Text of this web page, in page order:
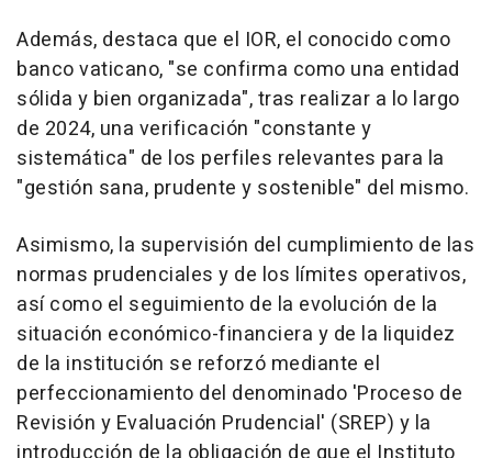
Además, destaca que el IOR, el conocido como
banco vaticano, "se confirma como una entidad
sólida y bien organizada", tras realizar a lo largo
de 2024, una verificación "constante y
sistemática" de los perfiles relevantes para la
"gestión sana, prudente y sostenible" del mismo.
Asimismo, la supervisión del cumplimiento de las
normas prudenciales y de los límites operativos,
así como el seguimiento de la evolución de la
situación económico-financiera y de la liquidez
de la institución se reforzó mediante el
perfeccionamiento del denominado 'Proceso de
Revisión y Evaluación Prudencial' (SREP) y la